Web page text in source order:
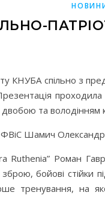
КНУБА спільно з
та володінням
Шамич
Ruthenia” Роман
бойові
тренування, на